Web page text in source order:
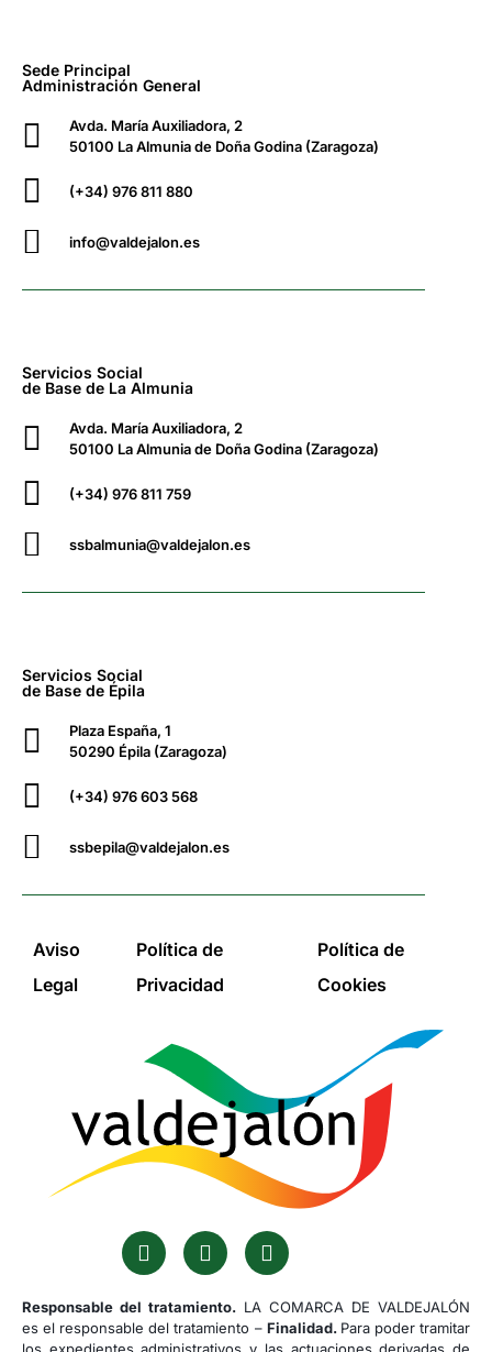
Sede Principal
Administración General
Avda. María Auxiliadora, 2
50100 La Almunia de Doña Godina (Zaragoza)
(+34) 976 811 880
info@valdejalon.es
Servicios Social
de Base de La Almunia
Avda. María Auxiliadora, 2
50100 La Almunia de Doña Godina (Zaragoza)
(+34) 976 811 759
ssbalmunia@valdejalon.es
Servicios Social
de Base de Épila
Plaza España, 1
50290 Épila (Zaragoza)
(+34) 976 603 568
ssbepila@valdejalon.es
Aviso
Legal
Política de
Privacidad
Política de
Cookies
Responsable del tratamiento. LA COMARCA DE VALDEJALÓN
es el responsable del tratamiento – Finalidad. Para poder tramitar